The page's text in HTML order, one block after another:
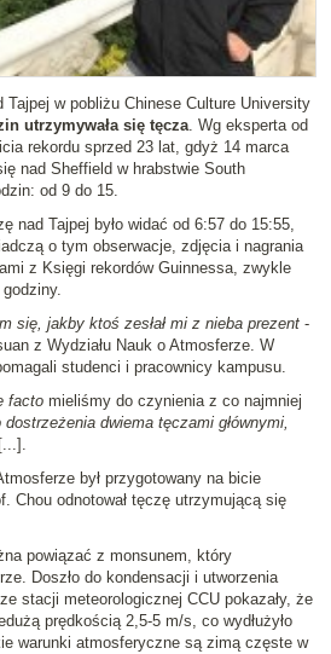
w pobliżu Chinese Culture University
utrzymywała się tęcza. Wg eksperta od
rekordu sprzed 23 lat, gdyż 14 marca
nad Sheffield w hrabstwie South
od 9 do 15.
nad Tajpej było widać od 6:57 do 15:55,
o tym obserwacje, zdjęcia i nagrania
z Księgi rekordów Guinnessa, zwykle
się, jakby ktoś zesłał mi z nieba prezent -
z Wydziału Nauk o Atmosferze. W
studenci i pracownicy kampusu.
facto mieliśmy do czynienia z co najmniej
dostrzeżenia dwiema tęczami głównymi,
[...].
był przygotowany na bicie
Chou odnotował tęczę utrzymującą się
powiązać z monsunem, który
Doszło do kondensacji i utworzenia
stacji meteorologicznej CCU pokazały, że
prędkością 2,5-5 m/s, co wydłużyło
warunki atmosferyczne są zimą częste w